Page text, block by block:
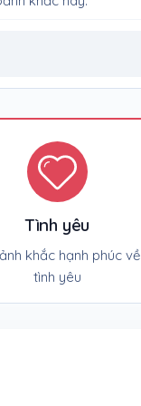
Tình yêu
khắc hạnh phúc về
tình yêu